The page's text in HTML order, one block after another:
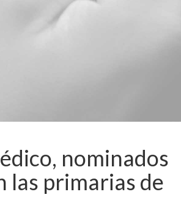
nominados
las primarias de